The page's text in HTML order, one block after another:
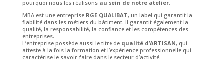
pourquoi nous les réalisons au sein de notre atelier.
MBA est une entreprise RGE QUALIBAT, un label qui garantit la
fiabilité dans les métiers du bâtiment. Il garantit également la
qualité, la responsabilité, la confiance et les compétences des
entreprises.
L’entreprise possède aussi le titre de qualité d’ARTISAN, qui
atteste à la fois la formation et l’expérience professionnelle qui
caractérise le savoir-faire dans le secteur d’activité.